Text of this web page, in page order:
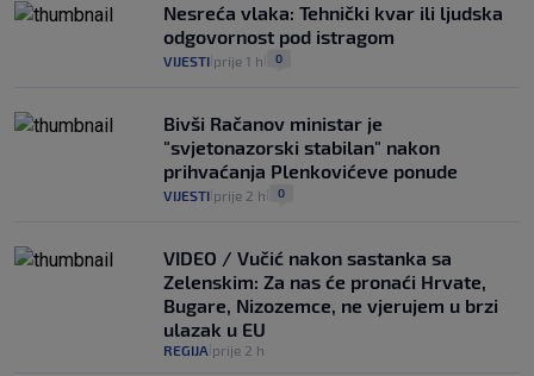
Nesreća vlaka: Tehnički kvar ili ljudska
odgovornost pod istragom
VIJESTI prije 1 h 0
Bivši Račanov ministar je
"svjetonazorski stabilan" nakon
prihvaćanja Plenkovićeve ponude
VIJESTI prije 2 h 0
VIDEO / Vučić nakon sastanka sa
Zelenskim: Za nas će pronaći Hrvate,
Bugare, Nizozemce, ne vjerujem u brzi
ulazak u EU
REGIJA prije 2 h